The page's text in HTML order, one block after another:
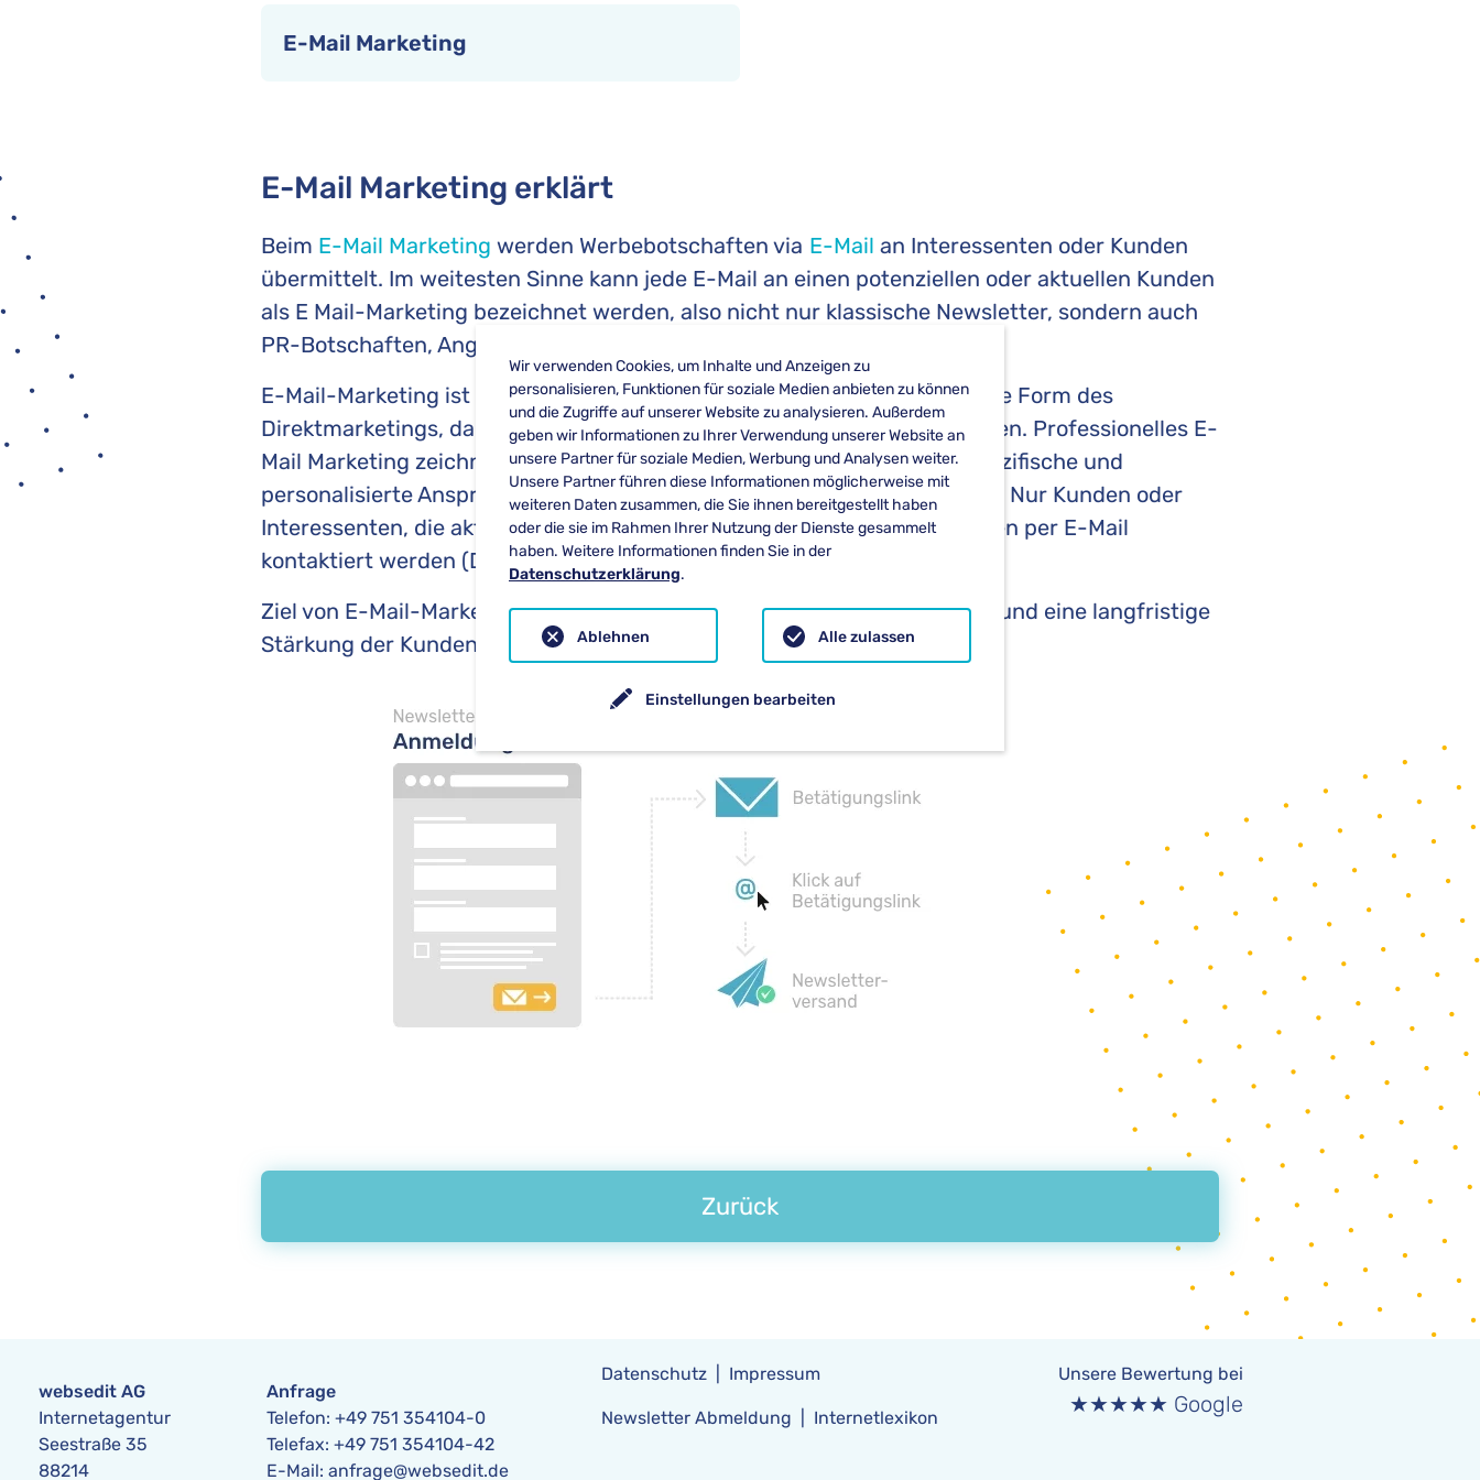
E-Mail Marketing
E-Mail Marketing erklärt
Beim E-Mail Marketing werden Werbebotschaften via E-Mail an Interessenten oder Kunden
übermittelt. Im weitesten Sinne kann jede E-Mail an einen potenziellen oder aktuellen Kunden
als E Mail-Marketing bezeichnet werden, also nicht nur klassische Newsletter, sondern auch
PR-Botschaften, Angebote oder Geburtstagsmailings.
E-Mail-Marketing ist eine Form des Onlinemarketings und ist eine digitale Form des
Direktmarketings, da Kontakte direkt und spezifisch angesprochen werden. Professionelles E-
Mail Marketing zeichnet sich jedoch nicht nur durch eine zielgruppenspezifische und
personalisierte Ansprache aus, sondern auch durch DSGVO-Konformität. Nur Kunden oder
Interessenten, die aktiv dem Erhalt von E-Mails zugestimmt haben, dürfen per E-Mail
kontaktiert werden (Double-OptIn).
Ziel von E-Mail-Marketing-Kampagnen ist meist eine Umsatzsteigerung und eine langfristige
Stärkung der Kundenbindung.
Zurück
websedit AG
Internetagentur
Seestraße 35
88214
Anfrage
Telefon:+49 751 354104-0
Telefax: +49 751 354104-42
E-Mail:anfrage@websedit.de
Datenschutz Impressum
Newsletter Abmeldung Internetlexikon
Unsere Bewertung bei
★★★★★ Google
Wir verwenden Cookies, um Inhalte und Anzeigen zu
personalisieren, Funktionen für soziale Medien anbieten zu können
und die Zugriffe auf unserer Website zu analysieren. Außerdem
geben wir Informationen zu Ihrer Verwendung unserer Website an
unsere Partner für soziale Medien, Werbung und Analysen weiter.
Unsere Partner führen diese Informationen möglicherweise mit
weiteren Daten zusammen, die Sie ihnen bereitgestellt haben
oder die sie im Rahmen Ihrer Nutzung der Dienste gesammelt
haben. Weitere Informationen finden Sie in der
Datenschutzerklärung.
Einstellungen bearbeiten
Ablehnen Alle zulassen